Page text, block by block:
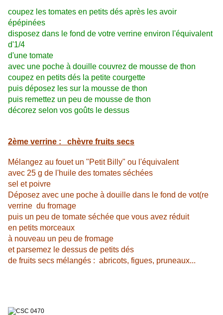
coupez les tomates en petits dés après les avoir
épépinées
disposez dans le fond de votre verrine environ l'équivalent
d'1/4
d'une tomate
avec une poche à douille couvrez de mousse de thon
coupez en petits dés la petite courgette
puis déposez les sur la mousse de thon
puis remettez un peu de mousse de thon
décorez selon vos goûts le dessus
2ème verrine : chèvre fruits secs
Mélangez au fouet un "Petit Billy" ou l'équivalent
avec 25 g de l'huile des tomates séchées
sel et poivre
Déposez avec une poche à douille dans le fond de vot(re
verrine du fromage
puis un peu de tomate séchée que vous avez réduit
en petits morceaux
à nouveau un peu de fromage
et parsemez le dessus de petits dés
de fruits secs mélangés : abricots, figues, pruneaux...